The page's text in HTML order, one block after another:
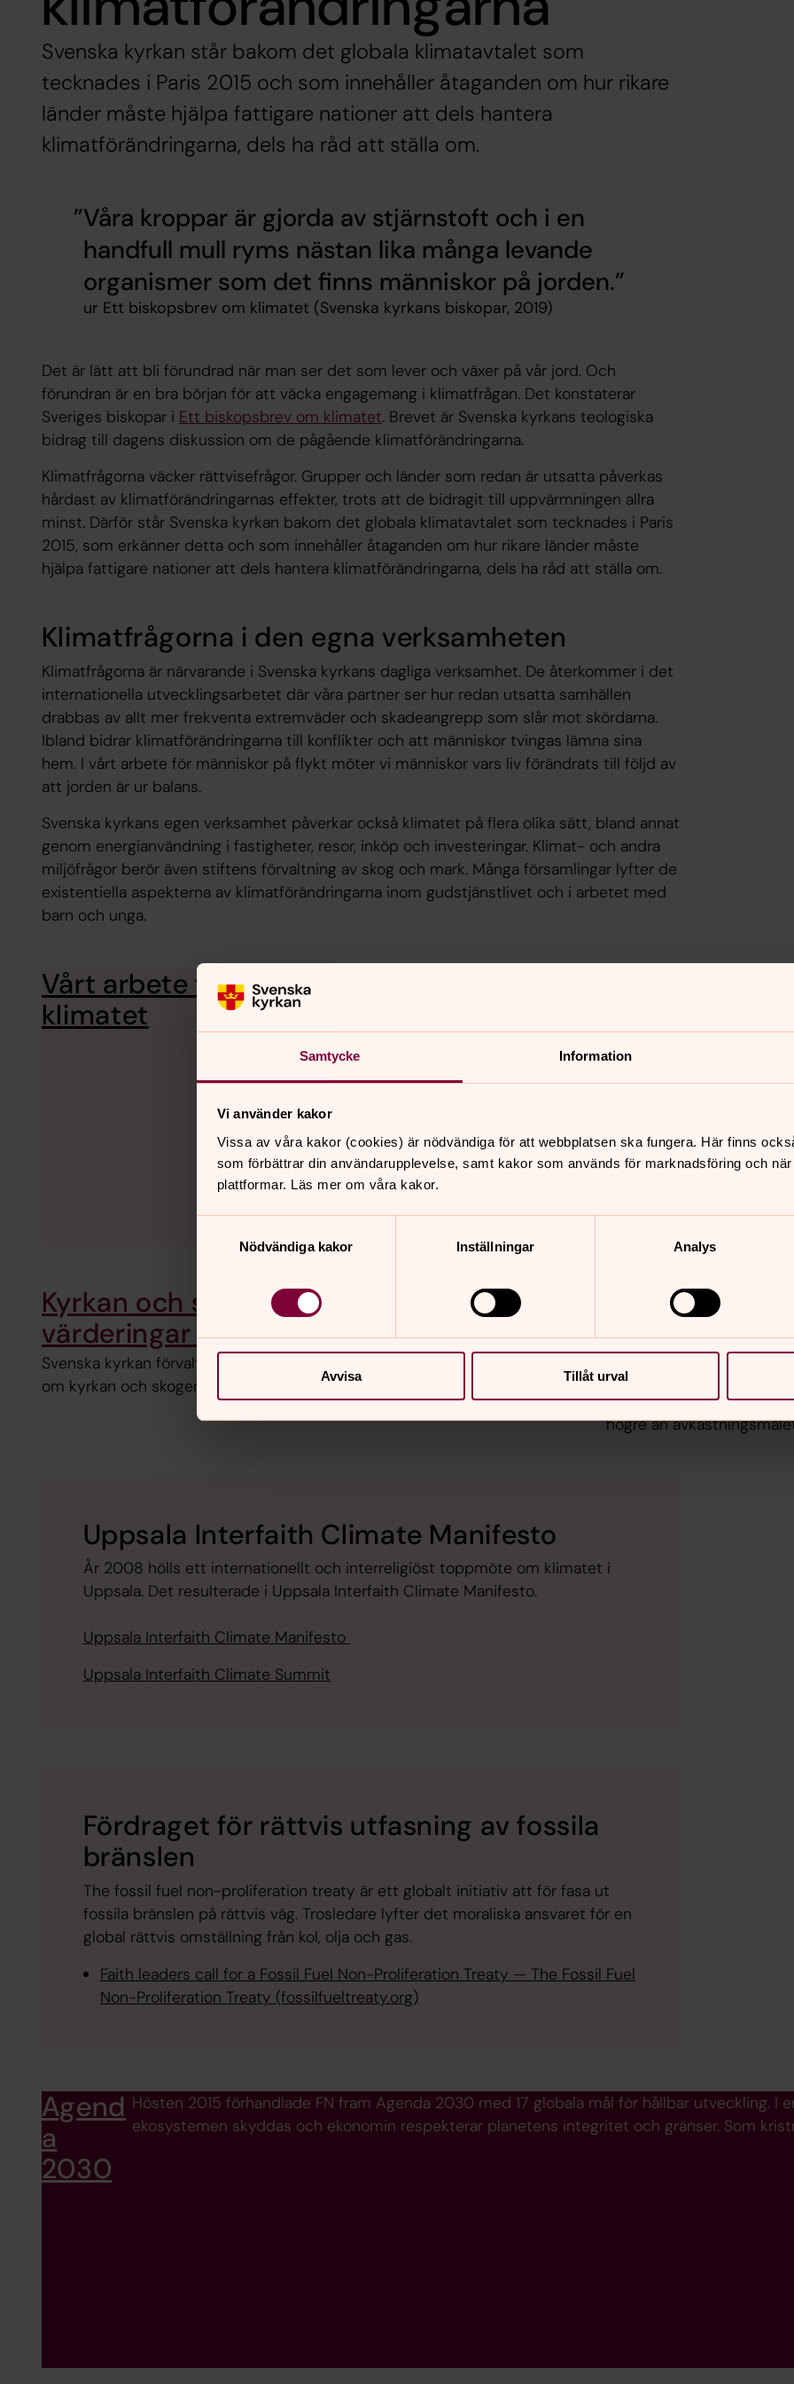
Samtycke Information
Vi använder kakor
Vissa av våra kakor (cookies) är nödvändiga för att webbplatsen ska fungera. Här finns
som förbättrar din användarupplevelse, samt kakor som används för marknadsföring och
plattformar. Läs mer om våra kakor.
Nödvändiga kakor
Inställningar Analys
Avvisa Tillåt urval
Svenska kyrkan står bakom det globala klimatavtalet som
tecknades i Paris 2015 och som innehåller åtaganden om hur rikare
länder måste hjälpa fattigare nationer att dels hantera
klimatförändringarna, dels ha råd att ställa om.
Våra kroppar är gjorda av stjärnstoft och i en
handfull mull ryms nästan lika många levande
organismer som det finns människor på jorden.
ur Ett biskopsbrev om klimatet (Svenska kyrkans biskopar, 2019)
Det är lätt att bli förundrad när man ser det som lever och växer på vår jord. Och
förundran är en bra början för att väcka engagemang i klimatfrågan. Det konstaterar
Sveriges biskopar i Ett biskopsbrev om klimatet. Brevet är Svenska kyrkans teologiska
bidrag till dagens diskussion om de pågående klimatförändringarna.
Klimatfrågorna väcker rättvisefrågor. Grupper och länder som redan är utsatta påverkas
hårdast av klimatförändringarnas effekter, trots att de bidragit till uppvärmningen allra
minst. Därför står Svenska kyrkan bakom det globala klimatavtalet som tecknades i Paris
2015, som erkänner detta och som innehåller åtaganden om hur rikare länder måste
hjälpa fattigare nationer att dels hantera klimatförändringarna, dels ha råd att ställa om.
Klimatfrågorna i den egna verksamheten
Klimatfrågorna är närvarande i Svenska kyrkans dagliga verksamhet. De återkommer i det
internationella utvecklingsarbetet där våra partner ser hur redan utsatta samhällen
drabbas av allt mer frekventa extremväder och skadeangrepp som slår mot skördarna.
Ibland bidrar klimatförändringarna till konflikter och att människor tvingas lämna sina
hem. I vårt arbete för människor på flykt möter vi människor vars liv förändrats till följd av
att jorden är ur balans.
Svenska kyrkans egen verksamhet påverkar också klimatet på flera olika sätt, bland annat
genom energianvändning i fastigheter, resor, inköp och investeringar. Klimat- och andra
miljöfrågor berör även stiftens förvaltning av skog och mark. Många församlingar lyfter de
existentiella aspekterna av klimatförändringarna inom gudstjänstlivet och i arbetet med
barn och unga.
Vårt arbete för
klimatet
Svenska kyrkans färdplan för klimatet innebär att vi ska minska vår egen
gemensamma arbete för att bromsa effekterna av klimatförändringarna.
Kyrkan och skogen – en film om virke,
värderingar och vägval
Svenska kyrkan förvaltar knappt två procent av Sveriges skogar. I denna film
om kyrkan och skogen får vi ta del av olika perspektiv på skogsbruket.
Hållbara
Resultatet 2020
miljoner kronor (1582
sammanlagda
procentenheter lägre än
högre än
Uppsala Interfaith Climate Manifesto
År 2008 hölls ett internationellt och interreligiöst toppmöte om klimatet i
Uppsala. Det resulterade i Uppsala Interfaith Climate Manifesto.
Uppsala Interfaith Climate Manifesto
Uppsala Interfaith Climate Summit
Fördraget för rättvis utfasning av fossila
bränslen
The fossil fuel non-proliferation treaty är ett globalt initiativ att för fasa ut
fossila bränslen på rättvis väg. Trosledare lyfter det moraliska ansvaret för en
global rättvis omställning från kol, olja och gas.
Faith leaders call for a Fossil Fuel Non-Proliferation Treaty — The Fossil Fuel
Non-Proliferation Treaty (fossilfueltreaty.org)
Agend
a
2030
Hösten 2015 förhandlade FN fram Agenda 2030 med 17 globala mål för hållbar utveckling. I
ekosystemen skyddas och ekonomin respekterar planetens integritet och gränser. Som